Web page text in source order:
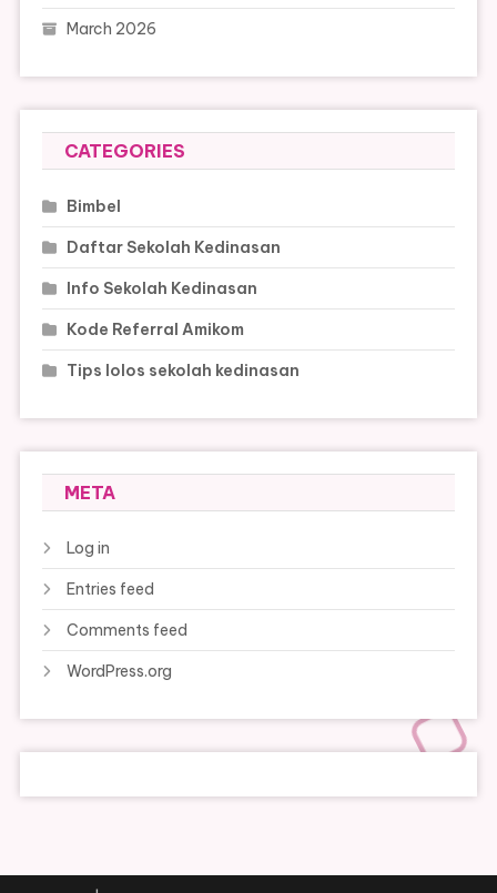
March 2026
CATEGORIES
Bimbel
Daftar Sekolah Kedinasan
Info Sekolah Kedinasan
Kode Referral Amikom
Tips lolos sekolah kedinasan
META
Log in
Entries feed
Comments feed
WordPress.org